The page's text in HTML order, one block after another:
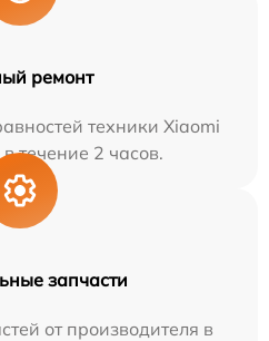
ремонт
техники Xiaomi
течение 2 часов.
запчасти
от производителя в